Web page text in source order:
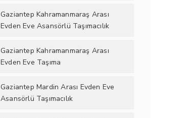
Gaziantep Kahramanmaraş Arası
Evden Eve Asansörlü Taşımacılık
Gaziantep Kahramanmaraş Arası
Evden Eve Taşıma
Gaziantep Mardin Arası Evden Eve
Asansörlü Taşımacılık